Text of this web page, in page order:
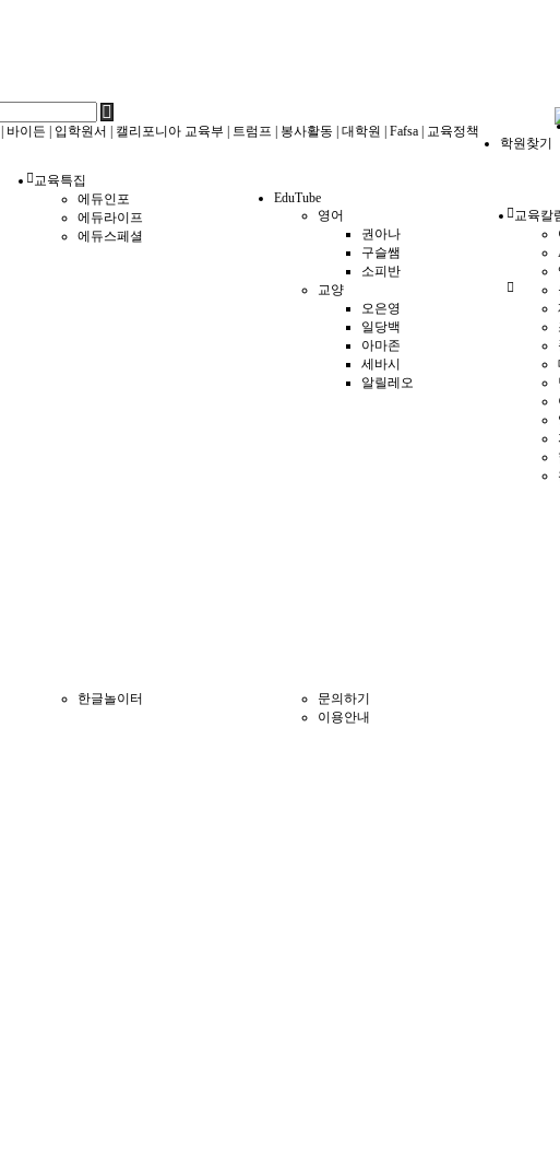
바이든 입학원서 캘리포니아 교육부 트럼프 봉사활동 대학원 Fafsa 교육정책
학원찾기
교육특집
에듀인포
에듀라이프
에듀스페셜
EduTube
영어
권아나
구슬쌤
소피반
교양
오은영
일당백
아마존
세바시
알릴레오
교육칼
한글놀이터
문의하기
이용안내